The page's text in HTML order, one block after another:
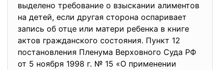
выделено требование о взыскании алиментов
на детей, если другая сторона оспаривает
запись об отце или матери ребенка в книге
актов гражданского состояния. Пункт 12
постановления Пленума Верховного Суда РФ
от 5 ноября 1998 г. № 15 «О применении